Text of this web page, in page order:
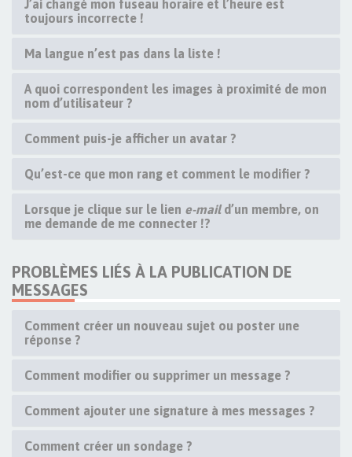
J’ai changé mon fuseau horaire et l’heure est
toujours incorrecte !
Ma langue n’est pas dans la liste !
A quoi correspondent les images à proximité de mon
nom d’utilisateur ?
Comment puis-je afficher un avatar ?
Qu’est-ce que mon rang et comment le modifier ?
Lorsque je clique sur le lien e-maild’un membre, on
me demande de me connecter !?
PROBLÈMES LIÉS À LA PUBLICATION DE
MESSAGES
Comment créer un nouveau sujet ou poster une
réponse ?
Comment modifier ou supprimer un message ?
Comment ajouter une signature à mes messages ?
Comment créer un sondage ?